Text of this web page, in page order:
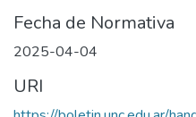
Fecha de Normativa
2025-04-04
URI